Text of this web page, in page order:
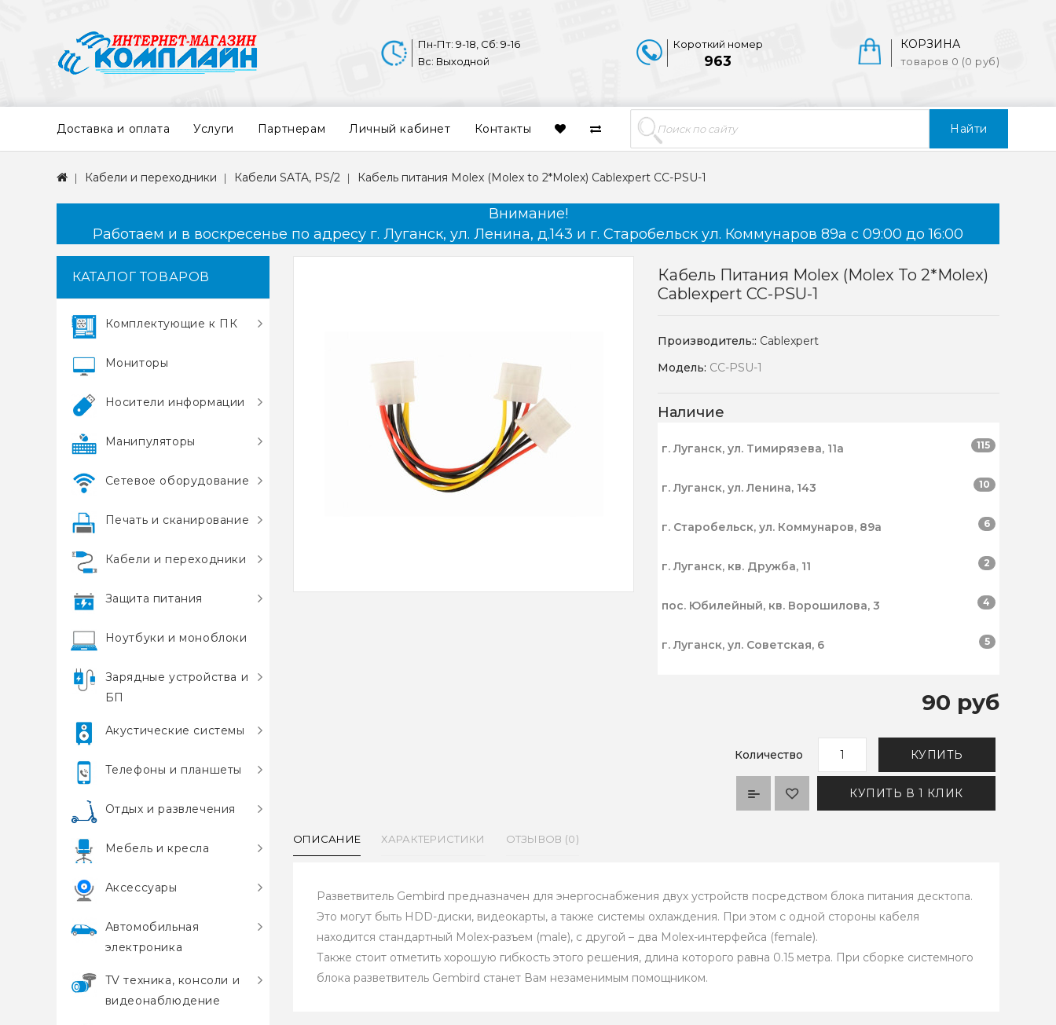
Найти
КОРЗИНА
товаров 0 (0 руб)
Короткий номер
963
Пн-Пт: 9-18, Сб: 9-16
Вс: Выходной
Доставка и оплата Услуги Партнерам Личный кабинет Контакты
Кабели и переходники Кабели SATA, PS/2 Кабель питания Molex (Molex to 2*Molex) Cablexpert CC-PSU-1
Внимание!
Работаем и в воскресенье по адресу г. Луганск, ул. Ленина, д.143 и г. Старобельск ул. Коммунаров 89а с 09:00 до 16:00
КАТАЛОГ ТОВАРОВ
Комплектующие к ПК
Мониторы
Носители информации
Манипуляторы
Сетевое оборудование
Печать и сканирование
Кабели и переходники
Защита питания
Ноутбуки и моноблоки
Зарядные устройства и
БП
Акустические системы
Телефоны и планшеты
Отдых и развлечения
Мебель и кресла
Аксессуары
Автомобильная
электроника
TV техника, консоли и
видеонаблюдение
Кабель Питания Molex (Molex To 2*Molex)
Cablexpert CC-PSU-1
Производитель:: Cablexpert
Модель: CC-PSU-1
Наличие
г. Луганск, ул. Тимирязева, 11а 115
г. Луганск, ул. Ленина, 143 10
г. Старобельск, ул. Коммунаров, 89а 6
г. Луганск, кв. Дружба, 11 2
пос. Юбилейный, кв. Ворошилова, 3 4
г. Луганск, ул. Советская, 6 5
90 руб
Количество КУПИТЬ
КУПИТЬ В 1 КЛИК
ОПИСАНИЕ ХАРАКТЕРИСТИКИ ОТЗЫВОВ (0)
Разветвитель Gembird предназначен для энергоснабжения двух устройств посредством блока питания десктопа.
Это могут быть HDD-диски, видеокарты, а также системы охлаждения. При этом с одной стороны кабеля
находится стандартный Molex-разъем (male), с другой – два Molex-интерфейса (female).
Также стоит отметить хорошую гибкость этого решения, длина которого равна 0.15 метра. При сборке системного
блока разветвитель Gembird станет Вам незаменимым помощником.